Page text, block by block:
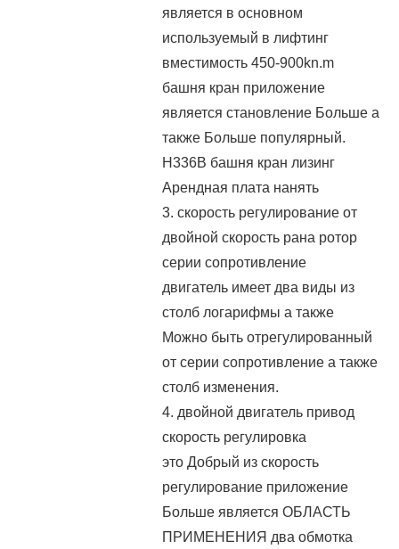
является в основном
используемый в лифтинг
вместимость 450-900kn.m
башня кран приложение
является становление Больше а
также Больше популярный.
H336B башня кран лизинг
Арендная плата нанять
3. скорость регулирование от
двойной скорость рана ротор
серии сопротивление
двигатель имеет два виды из
столб логарифмы а также
Можно быть отрегулированный
от серии сопротивление а также
столб изменения.
4. двойной двигатель привод
скорость регулировка
это Добрый из скорость
регулирование приложение
Больше является ОБЛАСТЬ
ПРИМЕНЕНИЯ два обмотка